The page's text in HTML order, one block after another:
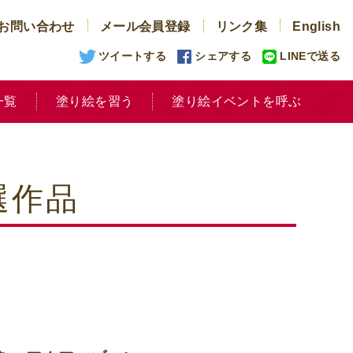
問い合わせ メール会員登録 リンク集 English
ツイートする シェアする LINEで送る
覧 塗り絵を習う 塗り絵イベントを呼ぶ
品